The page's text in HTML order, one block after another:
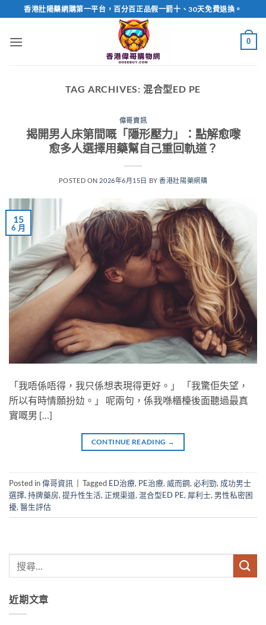
to
content
香港壯陽藥網購第一平台，百分百正品假一罰十、30天免費退換。
0
TAG ARCHIVES: 混合型ED PE
偉哥資訊
揭開男人床第間嘅「隱形壓力」：點解愈嚟
愈多人選擇用藥幫自己重回軌道？
POSTED ON 2026年6月15日 BY香港壯陽藥網購
15
6 月
「我唔係唔得，我只係想表現得更好。」 「我驚佢失望，
所以有時情願扮攰。」 呢兩句，係我喺櫃檯後面聽過最真
實嘅男 […]
CONTINUE READING →
Posted in偉哥資訊 Tagged ED治療, PE治療, 威而鋼, 必利勁, 成功男士
選擇, 持牌藥房, 提升性生活, 正規渠道, 混合型ED PE, 犀利士, 男性私密困
擾, 醫生評估
近期文章